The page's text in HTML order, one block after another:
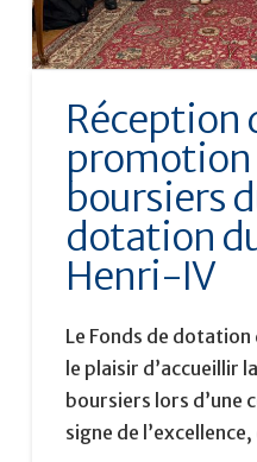
Réception
promotion
boursiers
dotation
Henri-IV
Le Fonds de
le plaisir d’accueillir
boursiers lors d’une
signe de